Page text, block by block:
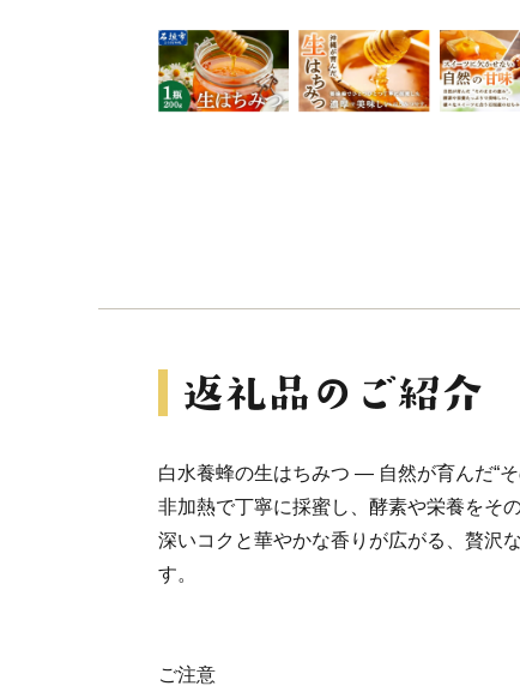
白水養蜂の生はちみつ — 自然が育んだ“そ
非加熱で丁寧に採蜜し、酵素や栄養をその
深いコクと華やかな香りが広がる、贅沢
す。
ご注意